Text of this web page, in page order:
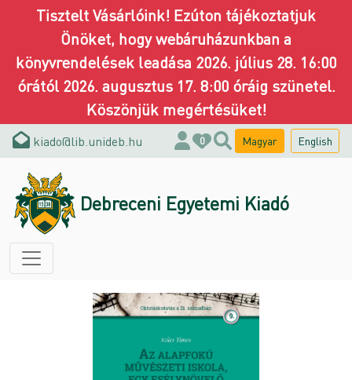
Tisztelt Vásárlóink! Ezúton tájékoztatjuk
Önöket, hogy webáruházunkban a
könyvrendelések leadása 2026. július 28. 16:00
órától 2026. augusztus 17. 8:00 óráig szünetel.
Köszönjük megértésüket!
kiado@lib.unideb.hu 0 Magyar English
Debreceni Egyetemi Kiadó